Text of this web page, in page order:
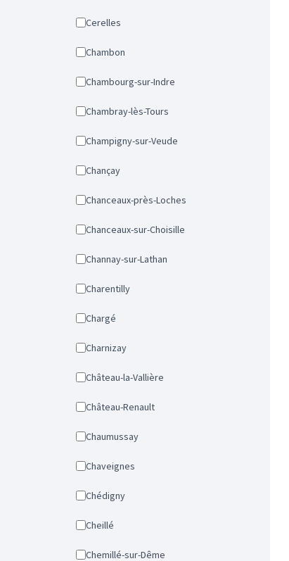
Cerelles
Chambon
Chambourg-sur-Indre
Chambray-lès-Tours
Champigny-sur-Veude
Chançay
Chanceaux-près-Loches
Chanceaux-sur-Choisille
Channay-sur-Lathan
Charentilly
Chargé
Charnizay
Château-la-Vallière
Château-Renault
Chaumussay
Chaveignes
Chédigny
Cheillé
Chemillé-sur-Dême